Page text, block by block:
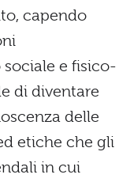
capendo
e fisico-
di diventare
delle
etiche che gli
in cui